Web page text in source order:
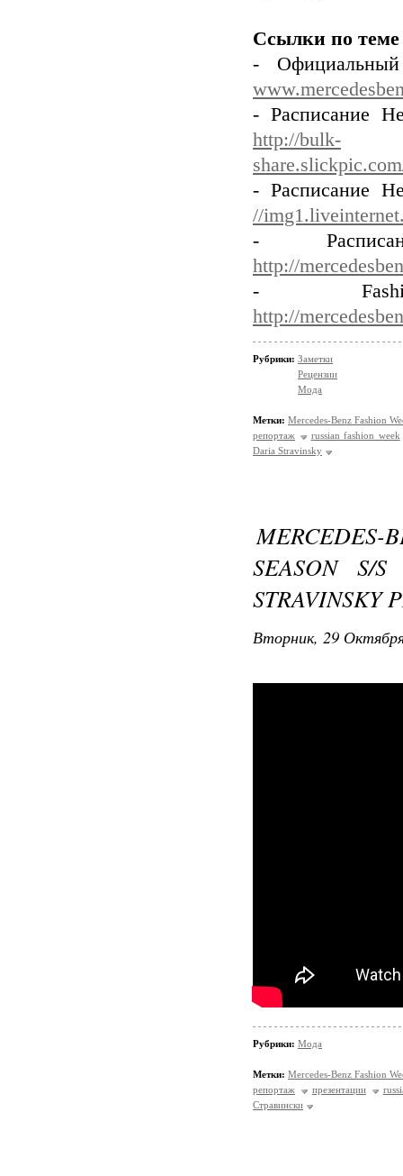
Ссылки по теме
-
- Расписание
http://bulk-
- Расписание
//
-
http://
-
http://
Рубрики: Заметки
Рецензии
Мода
Метки: Mercedes-Benz Fashion
репортаж
russian fashion week
Daria Stravinsky
SEASON S/
STRAVINSKY
Вторник, 29
Рубрики: Мода
Метки: Mercedes-Benz Fashion
репортаж
презентации
Стравински